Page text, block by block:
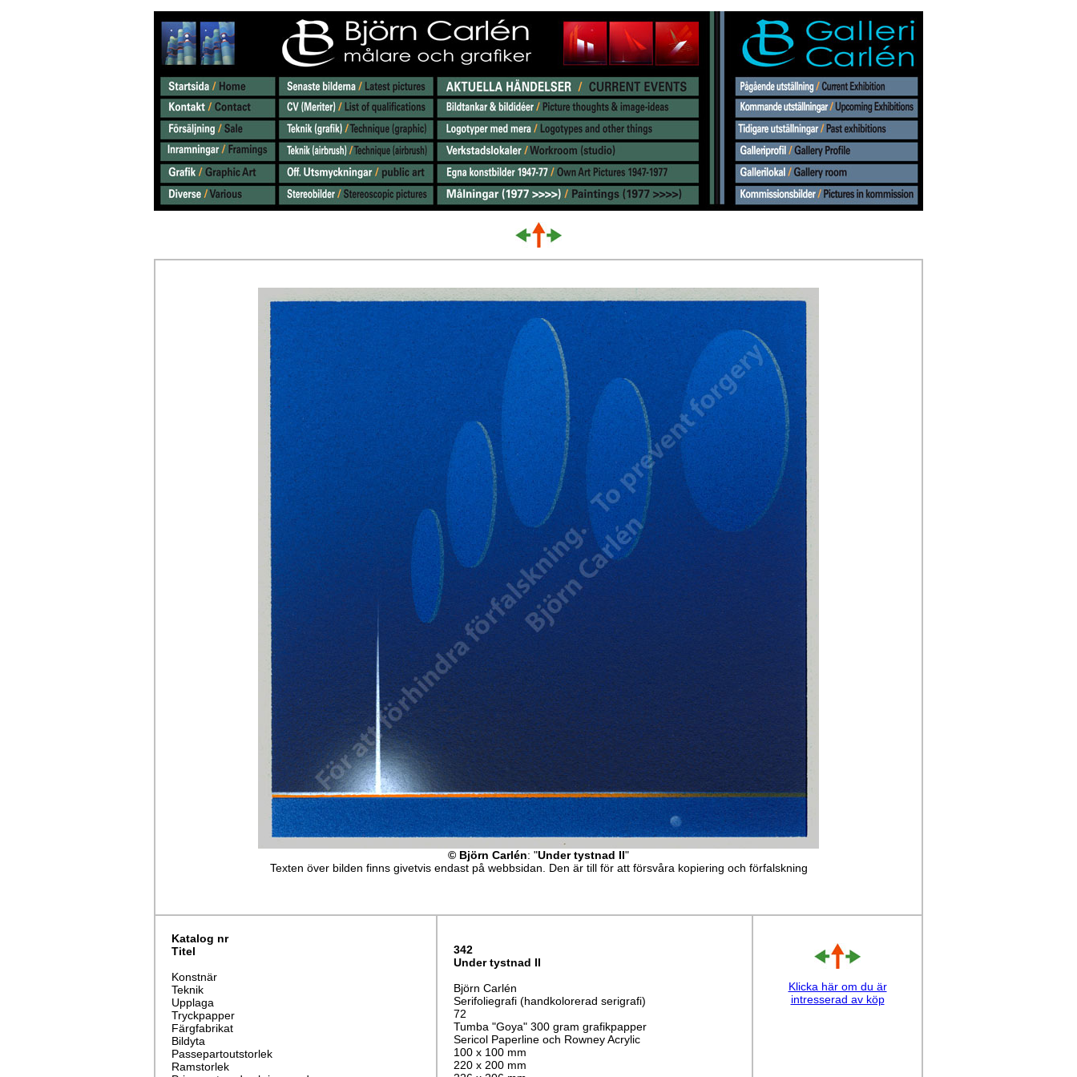
© Björn Carlén: "Under tystnad II"
Texten över bilden finns givetvis endast på webbsidan. Den är till för att försvåra kopiering och förfalskning
Katalog nr
Titel
Konstnär
Teknik
Upplaga
Tryckpapper
Färgfabrikat
Bildyta
Passepartoutstorlek
Ramstorlek
342
Under tystnad II
Björn Carlén
Serifoliegrafi (handkolorerad serigrafi)
72
Tumba "Goya" 300 gram grafikpapper
Sericol Paperline och Rowney Acrylic
100 x 100 mm
220 x 200 mm
Klicka här om du är
intresserad av köp